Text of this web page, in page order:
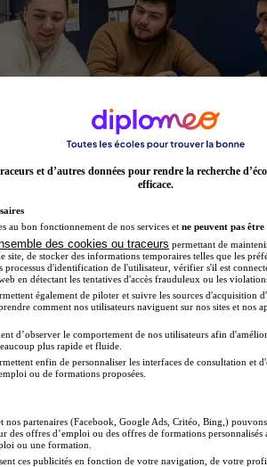
- Nantes
et d’autres données pour rendre la recherche
efficace.
au bon fonctionnement de nos services et ne peuvent pas être
des cookies ou traceurs permettant de
site, de stocker des informations temporaires telles que les
processus d'identification de l'utilisateur, vérifier s'il est
en détectant les tentatives d'accès frauduleux ou les
également de piloter et suivre les sources d'acquisition
comment nos utilisateurs naviguent sur nos sites et nos
d’observer le comportement de nos utilisateurs afin
plus rapide et fluide.
enfin de personnaliser les interfaces de consultation et
ou de formations proposées.
nos partenaires (Facebook, Google Ads, Critéo, Bing,)
des offres d’emploi ou des offres de formations
ou une formation.
ces publicités en fonction de votre navigation, de votre